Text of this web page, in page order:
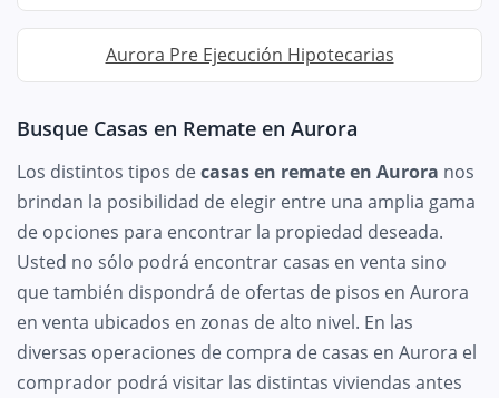
Aurora Pre Ejecución Hipotecarias
Busque Casas en Remate en Aurora
Los distintos tipos decasas en remate en Aurora nos
brindan la posibilidad de elegir entre una amplia gama
de opciones para encontrar la propiedad deseada.
Usted no sólo podrá encontrar casas en venta sino
que también dispondrá de ofertas de pisos en Aurora
en venta ubicados en zonas de alto nivel. En las
diversas operaciones de compra de casas en Aurora el
comprador podrá visitar las distintas viviendas antes